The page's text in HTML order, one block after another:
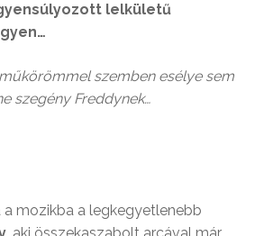
lelkületű
szemben esélye sem
szegény Freddynek…
a mozikba a legkegyetlenebb